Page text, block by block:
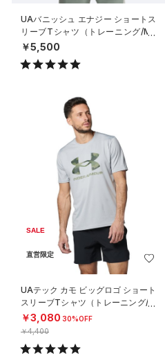
UAバニッシュ エナジー ショートス
リーブTシャツ（トレーニング/ME
N）
￥5,500
SALE
直営限定
UAテック カモ ビッグロゴ ショート
スリーブTシャツ（トレーニング/M
EN）
￥3,080 30%OFF
￥4,400